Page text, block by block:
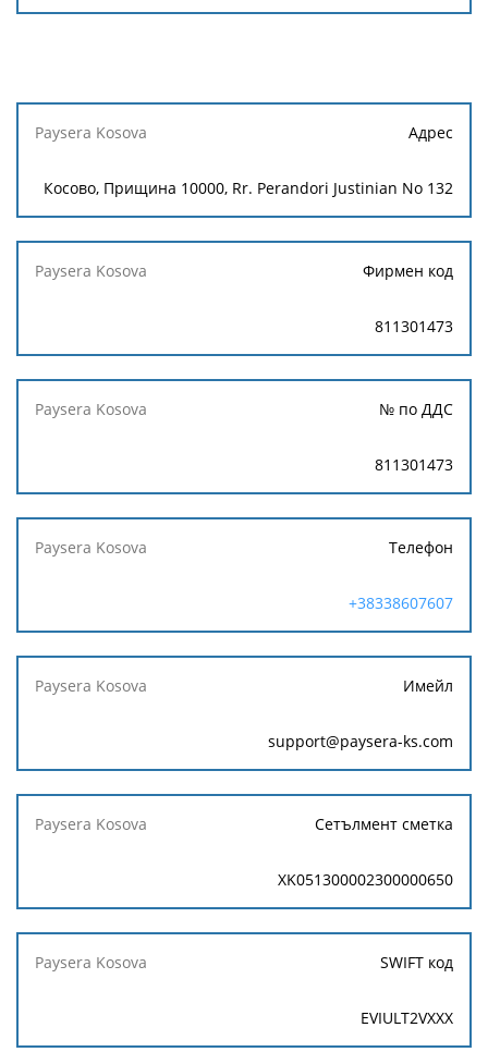
Paysera
Адрес
Косово, Прищина 10000, Rr. Perandori Justinian No 132
Фирмен код
811301473
№ по ДДС
811301473
Телефон
+38338607607
Имейл
support@paysera-ks.com
Сетълмент сметка
XK051300002300000650
SWIFT код
EVIULT2VXXX